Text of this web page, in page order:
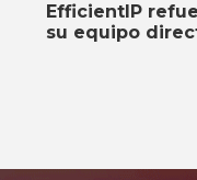
EfficientIP
su equipo